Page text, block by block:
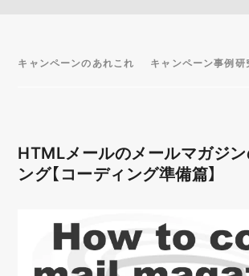
キャンペーンのあれこれ キャンペーン事例研
HTMLメールのメールマガジ
ング【コーディング準備篇】